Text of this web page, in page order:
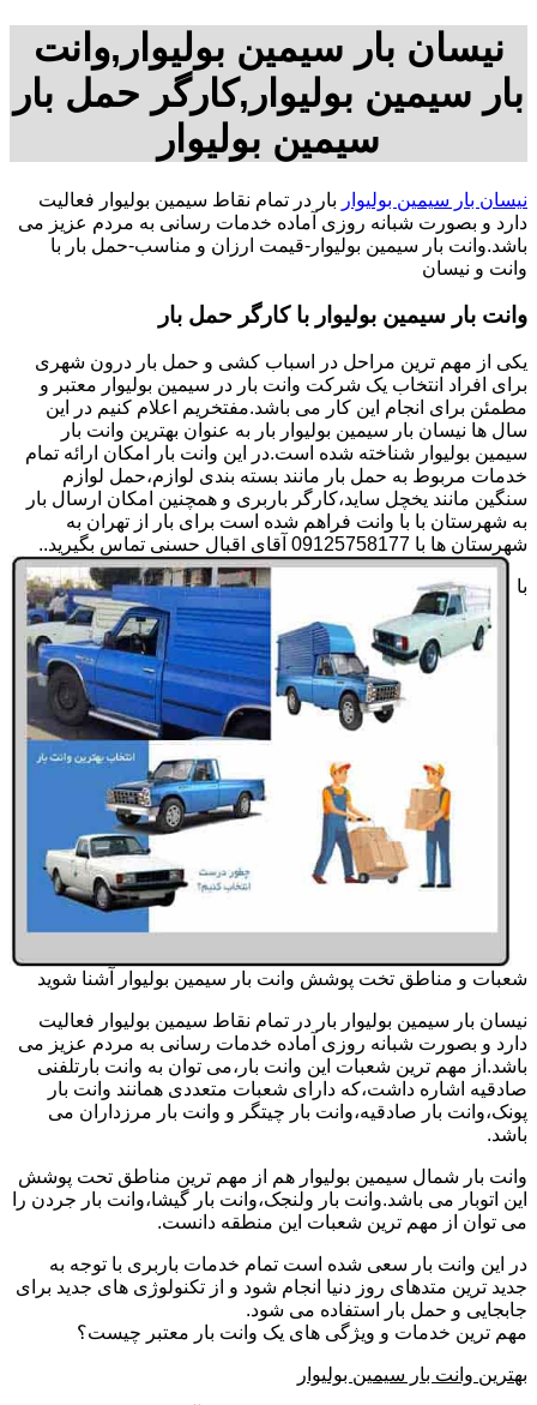
نیسان بار سیمین بولیوار,وانت
بار سیمین بولیوار,کارگر حمل بار
سیمین بولیوار
نیسان بار سیمین بولیوار بار در تمام نقاط سیمین بولیوار فعالیت
دارد و بصورت شبانه روزی آماده خدمات رسانی به مردم عزیز می
باشد.وانت بار سیمین بولیوار-قیمت ارزان و مناسب-حمل بار با
وانت و نیسان
وانت بار سیمین بولیوار با کارگر حمل بار
یکی از مهم ترین مراحل در اسباب کشی و حمل بار درون شهری
برای افراد انتخاب یک شرکت وانت بار در سیمین بولیوار معتبر و
مطمئن برای انجام این کار می باشد.مفتخریم اعلام کنیم در این
سال ها نیسان بار سیمین بولیوار بار به عنوان بهترین وانت بار
سیمین بولیوار شناخته شده است.در این وانت بار امکان ارائه تمام
خدمات مربوط به حمل بار مانند بسته بندی لوازم،حمل لوازم
سنگین مانند یخچل ساید،کارگر باربری و همچنین امکان ارسال بار
به شهرستان با با وانت فراهم شده است برای بار از تهران به
شهرستان ها با 09125758177 آقای اقبال حسنی تماس بگیرید..
با
شعبات و مناطق تخت پوشش وانت بار سیمین بولیوار آشنا شوید
نیسان بار سیمین بولیوار بار در تمام نقاط سیمین بولیوار فعالیت
دارد و بصورت شبانه روزی آماده خدمات رسانی به مردم عزیز می
باشد.از مهم ترین شعبات این وانت بار،می توان به وانت بارتلفنی
صادقیه اشاره داشت،که دارای شعبات متعددی همانند وانت بار
پونک،وانت بار صادقیه،وانت بار چیتگر و وانت بار مرزداران می
باشد.
وانت بار شمال سیمین بولیوار هم از مهم ترین مناطق تحت پوشش
این اتوبار می باشد.وانت بار ولنجک،وانت بار گیشا،وانت بار جردن را
می توان از مهم ترین شعبات این منطقه دانست.
در این وانت بار سعی شده است تمام خدمات باربری با توجه به
جدید ترین متدهای روز دنیا انجام شود و از تکنولوژی های جدید برای
جابجایی و حمل بار استفاده می شود.
مهم ترین خدمات و ویژگی های یک وانت بار معتبر چیست؟
بهترین وانت بار سیمین بولیوار